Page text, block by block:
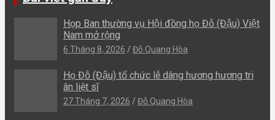
Họp Ban thường vụ Hội đồng họ Đỗ (Đậu) Việt
Nam mở rộng
6 Tháng 8, 2026 Đỗ Quang Hòa
Họ Đỗ (Đậu) tổ chức lễ dâng hương hương tri
ân liệt sĩ
27 Tháng 7, 2026 Đỗ Quang Hòa